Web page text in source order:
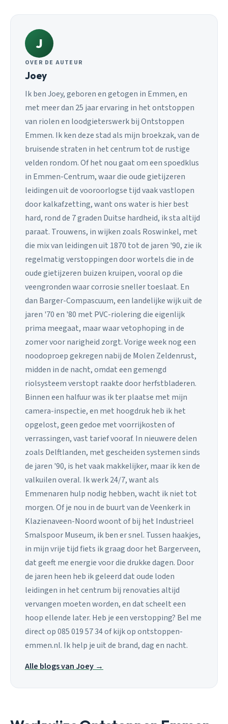
J
OVER DE AUTEUR
Joey
Ik ben Joey, geboren en getogen in Emmen, en
met meer dan 25 jaar ervaring in het ontstoppen
van riolen en loodgieterswerk bij Ontstoppen
Emmen. Ik ken deze stad als mijn broekzak, van de
bruisende straten in het centrum tot de rustige
velden rondom. Of het nou gaat om een spoedklus
in Emmen-Centrum, waar die oude gietijzeren
leidingen uit de vooroorlogse tijd vaak vastlopen
door kalkafzetting, want ons water is hier best
hard, rond de 7 graden Duitse hardheid, ik sta altijd
paraat. Trouwens, in wijken zoals Roswinkel, met
die mix van leidingen uit 1870 tot de jaren '90, zie ik
regelmatig verstoppingen door wortels die in de
oude gietijzeren buizen kruipen, vooral op die
veengronden waar corrosie sneller toeslaat. En
dan Barger-Compascuum, een landelijke wijk uit de
jaren '70 en '80 met PVC-riolering die eigenlijk
prima meegaat, maar waar vetophoping in de
zomer voor narigheid zorgt. Vorige week nog een
noodoproep gekregen nabij de Molen Zeldenrust,
midden in de nacht, omdat een gemengd
riolsysteem verstopt raakte door herfstbladeren.
Binnen een halfuur was ik ter plaatse met mijn
camera-inspectie, en met hoogdruk heb ik het
opgelost, geen gedoe met voorrijkosten of
verrassingen, vast tarief vooraf. In nieuwere delen
zoals Delftlanden, met gescheiden systemen sinds
de jaren '90, is het vaak makkelijker, maar ik ken de
valkuilen overal. Ik werk 24/7, want als
Emmenaren hulp nodig hebben, wacht ik niet tot
morgen. Of je nou in de buurt van de Veenkerk in
Klazienaveen-Noord woont of bij het Industrieel
Smalspoor Museum, ik ben er snel. Tussen haakjes,
in mijn vrije tijd fiets ik graag door het Bargerveen,
dat geeft me energie voor die drukke dagen. Door
de jaren heen heb ik geleerd dat oude loden
leidingen in het centrum bij renovaties altijd
vervangen moeten worden, en dat scheelt een
hoop ellende later. Heb je een verstopping? Bel me
direct op 085 019 57 34 of kijk op ontstoppen-
emmen.nl. Ik help je uit de brand, dag en nacht.
Alle blogs van Joey →